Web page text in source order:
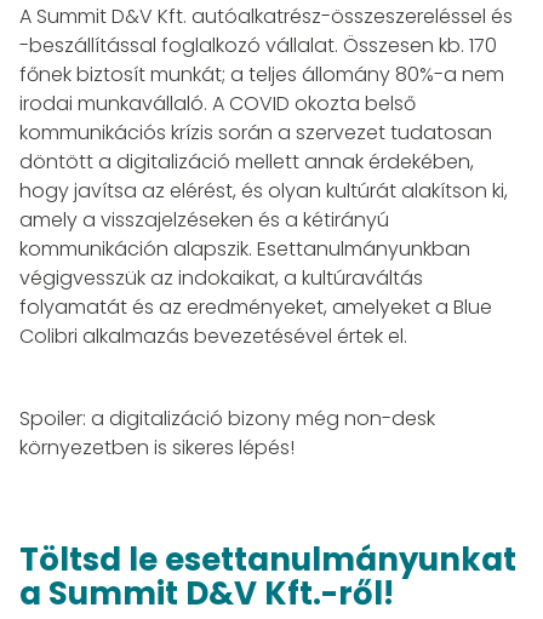
A Summit D&V Kft. autóalkatrész-összeszereléssel és
-beszállítással foglalkozó vállalat. Összesen kb. 170
főnek biztosít munkát; a teljes állomány 80%-a nem
irodai munkavállaló. A COVID okozta belső
kommunikációs krízis során a szervezet tudatosan
döntött a digitalizáció mellett annak érdekében,
hogy javítsa az elérést, és olyan kultúrát alakítson ki,
amely a visszajelzéseken és a kétirányú
kommunikáción alapszik. Esettanulmányunkban
végigvesszük az indokaikat, a kultúraváltás
folyamatát és az eredményeket, amelyeket a Blue
Colibri alkalmazás bevezetésével értek el.
Spoiler: a digitalizáció bizony még non-desk
környezetben is sikeres lépés!
Töltsd le esettanulmányunkat
a Summit D&V Kft.-ről!